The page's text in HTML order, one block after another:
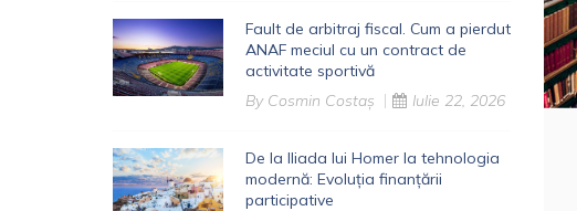
Fault de arbitraj fiscal. Cum a pierdut
ANAF meciul cu un contract de
activitate sportivă
By Cosmin Costaș Iulie 22, 2026
De la Iliada lui Homer la tehnologia
modernă: Evoluția finanțării
participative